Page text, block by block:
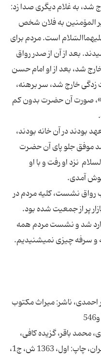
شد، به غلام دیگرى صدا زد:
المۆمنین به فلان شخص
است. مردم براى
بعد از آن از صدر رواق
شد، بعد از او امام حسن
خارج شد، سر برهنه،
صورت آن حضرت بدون كم
بودند در آن خانه بودند،
موفق جلو پاى آن حضرت
نزد او رفت و با او
رواق نشست، كلیه مردم در
شد و نشست مردم همه
و سرفه چیزى نمى‏شنیدیم.
احمدى، ناشر: میراث مكتوب‏
محمد باقر، گزیده كافى،
مركز انتشارات علمى و فرهنگى - تهران، چاپ: اول، 1363 ش، ج‏1،